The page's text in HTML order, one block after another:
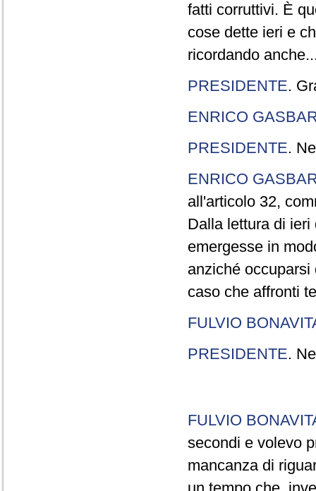
fatti corruttivi. È
cose dette ieri e
ricordando
PRESIDENTE.
ENRICO
PRESIDENTE.
ENRICO
all'articolo 32,
Dalla lettura di
emergesse in
anziché
caso che affronti
FULVIO
PRESIDENTE.
FULVIO
secondi e volevo
mancanza di